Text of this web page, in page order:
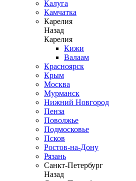
Калуга
Камчатка
Карелия
Назад
Карелия
Кижи
Валаам
Красноярск
Крым
Москва
Мурманск
Нижний Новгород
Пенза
Поволжье
Подмосковье
Псков
Ростов-на-Дону
Рязань
Санкт-Петербург
Назад